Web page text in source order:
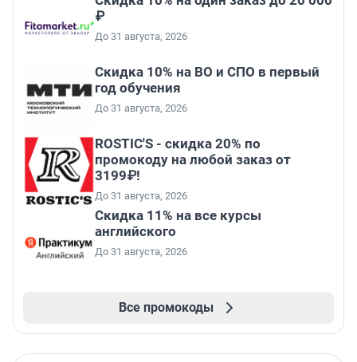
₽
До 31 августа, 2026
Скидка 10% на ВО и СПО в первый
год обучения
До 31 августа, 2026
ROSTIC'S - скидка 20% по
промокоду на любой заказ от
3199₽!
До 31 августа, 2026
Скидка 11% на все курсы
английского
До 31 августа, 2026
Все промокоды